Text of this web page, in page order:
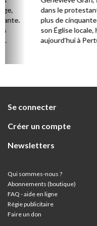
dans le
plus de
son Église
aujourd’hui à
Se connecter
Créer un compte
Newsletters
Qui sommes-nous ?
Abonnements (boutique)
FAQ - aide en ligne
Régie publicitaire
Faire un don